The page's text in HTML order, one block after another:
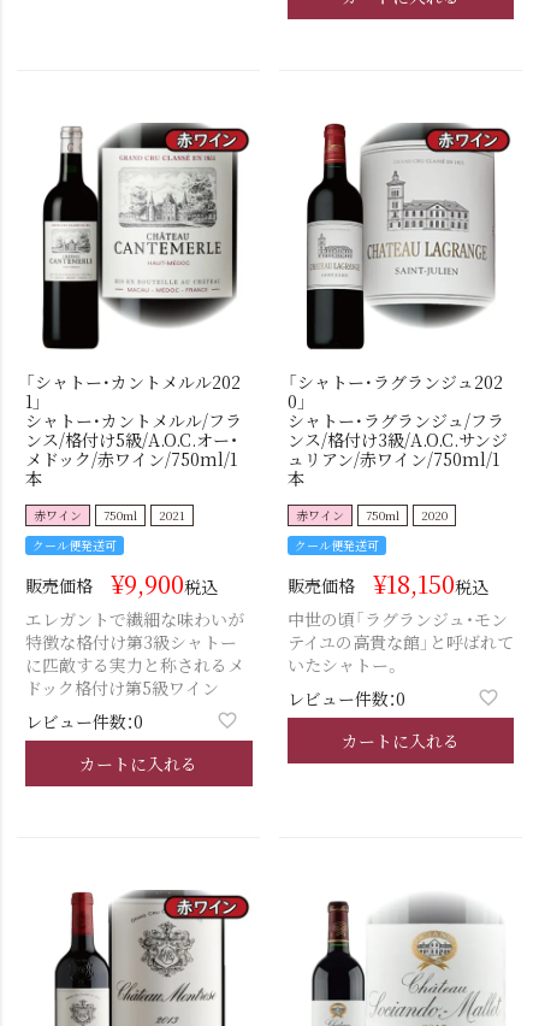
「シャトー･カントメルル202
1」
シャトー･カントメルル/フラ
ンス/格付け5級/A.O.C.オー・
メドック/赤ワイン/750ml/1
本
赤ワイン 750ml
2021
クール便発送可
販売価格 ¥9,900税込
エレガントで繊細な味わいが
特徴な格付け第3級シャトー
に匹敵する実力と称されるメ
ドック格付け第5級ワイン
レビュー件数：0
カートに入れる
「シャトー･ラグランジュ202
0」
シャトー･ラグランジュ/フラ
ンス/格付け3級/A.O.C.サンジ
ュリアン/赤ワイン/750ml/1
本
赤ワイン 750ml
2020
クール便発送可
販売価格 ¥18,150税込
中世の頃「ラグランジュ・モン
テイユの高貴な館」と呼ばれて
いたシャトー。
レビュー件数：0
カートに入れる